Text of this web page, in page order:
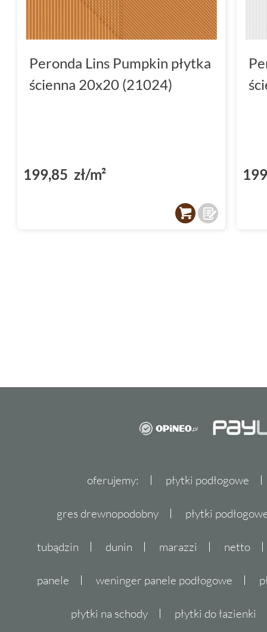
Peronda Lins Pumpkin płytka
ścienna 20x20 (21024)
199,85 zł/m²
oferujemy: płytki podłogowe
gres drewnopodobny płytki
tubądzin dunin marazzi netto
panele weninger panele podłogowe
płytki na schody płytki do łazienki